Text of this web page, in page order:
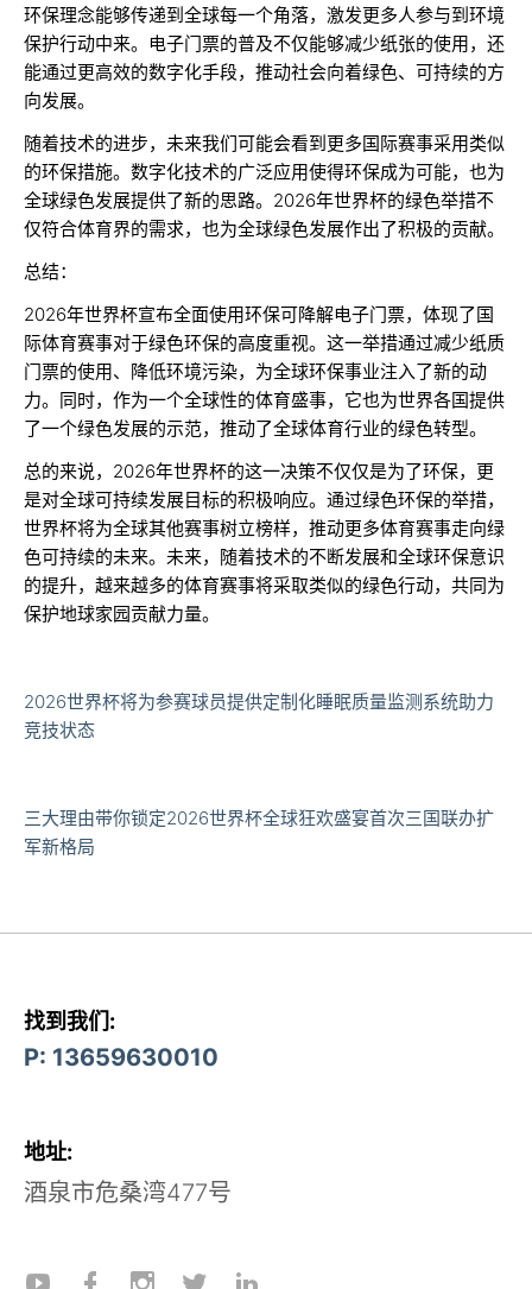
环保理念能够传递到全球每一个角落，激发更多人参与到环境
保护行动中来。电子门票的普及不仅能够减少纸张的使用，还
能通过更高效的数字化手段，推动社会向着绿色、可持续的方
向发展。
随着技术的进步，未来我们可能会看到更多国际赛事采用类似
的环保措施。数字化技术的广泛应用使得环保成为可能，也为
全球绿色发展提供了新的思路。2026年世界杯的绿色举措不
仅符合体育界的需求，也为全球绿色发展作出了积极的贡献。
总结：
2026年世界杯宣布全面使用环保可降解电子门票，体现了国
际体育赛事对于绿色环保的高度重视。这一举措通过减少纸质
门票的使用、降低环境污染，为全球环保事业注入了新的动
力。同时，作为一个全球性的体育盛事，它也为世界各国提供
了一个绿色发展的示范，推动了全球体育行业的绿色转型。
总的来说，2026年世界杯的这一决策不仅仅是为了环保，更
是对全球可持续发展目标的积极响应。通过绿色环保的举措，
世界杯将为全球其他赛事树立榜样，推动更多体育赛事走向绿
色可持续的未来。未来，随着技术的不断发展和全球环保意识
的提升，越来越多的体育赛事将采取类似的绿色行动，共同为
保护地球家园贡献力量。
2026世界杯将为参赛球员提供定制化睡眠质量监测系统助力
竞技状态
三大理由带你锁定2026世界杯全球狂欢盛宴首次三国联办扩
军新格局
找到我们:
P: 13659630010
地址:
酒泉市危桑湾477号